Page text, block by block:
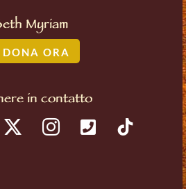
Myriam
DONA ORA
in contatto